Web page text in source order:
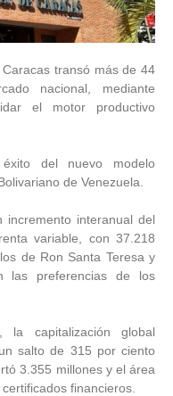
transó más de 44
nacional, mediante
el motor productivo
del nuevo modelo
de Venezuela.
incremento interanual del
variable, con 37.218
de Ron Santa Teresa y
las preferencias de los
la capitalización global
salto de 315 por ciento
3.355 millones y el área
financieros.